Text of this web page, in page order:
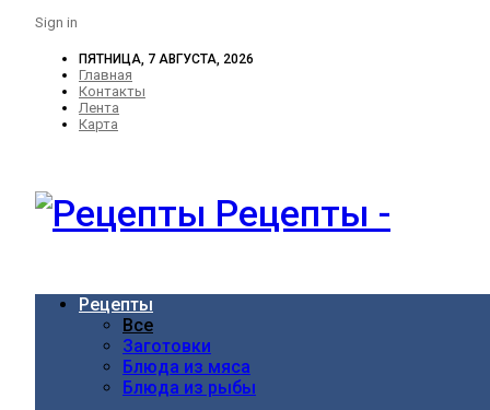
Sign in
ПЯТНИЦА, 7 АВГУСТА, 2026
Главная
Контакты
Лента
Карта
Рецепты -
Рецепты
Все
Заготовки
Блюда из мяса
Блюда из рыбы